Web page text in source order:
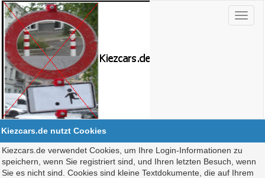
Kiezcars.de nutzt Cookies
Kiezcars.de verwendet Cookies, um Ihre Login-Informationen zu
speichern, wenn Sie registriert sind, und Ihren letzten Besuch, wenn
Sie es nicht sind. Cookies sind kleine Textdokumente, die auf Ihrem